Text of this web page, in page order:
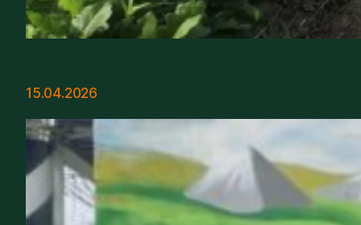
15.04.2026